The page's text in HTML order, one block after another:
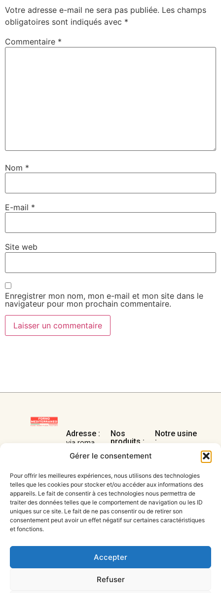
Gérer le consentement
Pour offrir les meilleures expériences, nous utilisons des technologies
telles que les cookies pour stocker et/ou accéder aux informations des
appareils. Le fait de consentir à ces technologies nous permettra de
traiter des données telles que le comportement de navigation ou les ID
uniques sur ce site. Le fait de ne pas consentir ou de retirer son
consentement peut avoir un effet négatif sur certaines caractéristiques
et fonctions.
Accepter
Refuser
Votre adresse e-mail ne sera pas publiée. Les champs
obligatoires sont indiqués avec *
Commentaire *
Nom *
E-mail *
Site web
Enregistrer mon nom, mon e-mail et mon site dans le
navigateur pour mon prochain commentaire.
Adresse :
via roma,
90c - 31050
Contact :
04 90 33 91
27
amministrazione@forno-
Nos
produits :
gamme
Notre
gammes
frais
Nos produits
sur-mesure
Notre usine
:
Nous
contacter